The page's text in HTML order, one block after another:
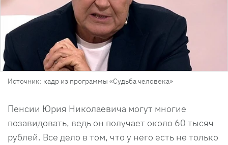
Источник: кадр из программы «Судьба человека»
Пенсии Юрия Николаевича могут многие
позавидовать, ведь он получает около 60 тысяч
рублей. Все дело в том, что у него есть не только